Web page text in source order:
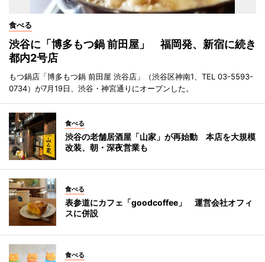
食べる
渋谷に「博多もつ鍋 前田屋」 福岡発、新宿に続き
都内2号店
もつ鍋店「博多もつ鍋 前田屋 渋谷店」（渋谷区神南1、TEL 03-5593-
0734）が7月19日、渋谷・神宮通りにオープンした。
食べる
渋谷の老舗居酒屋「山家」が再始動 本店を大規模
改装、朝・深夜営業も
食べる
表参道にカフェ「goodcoffee」 運営会社オフィ
スに併設
食べる